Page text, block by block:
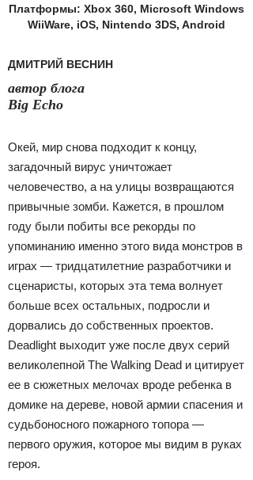
Платформы: Xbox 360, Microsoft Windows
WiiWare, iOS, Nintendo 3DS, Android
ДМИТРИЙ ВЕСНИН
автор блога
Big Echo
Окей, мир снова подходит к концу,
загадочный вирус уничтожает
человечество, а на улицы возвращаются
привычные зомби. Кажется, в прошлом
году были побиты все рекорды по
упоминанию именно этого вида монстров в
играх — тридцатилетние разработчики и
сценаристы, которых эта тема волнует
больше всех остальных, подросли и
дорвались до собственных проектов.
Deadlight выходит уже после двух серий
великолепной The Walking Dead и цитирует
ее в сюжетных мелочах вроде ребенка в
домике на дереве, новой армии спасения и
судьбоносного пожарного топора —
первого оружия, которое мы видим в руках
героя.